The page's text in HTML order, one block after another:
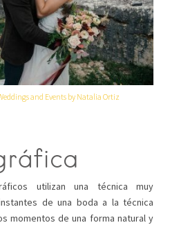
and Events by Natalia Ortiz
utilizan una técnica muy
de una boda a la técnica
momentos de una forma natural y